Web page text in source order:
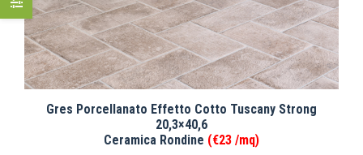
Gres Porcellanato Effetto Cotto Tuscany Strong
20,3×40,6
Ceramica Rondine (€23 /mq)